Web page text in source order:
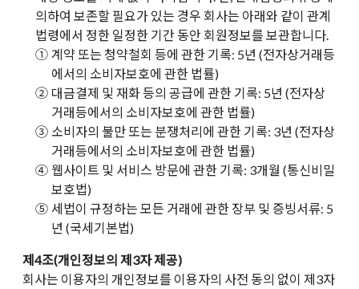
의하여 보존할 필요가 있는 경우 회사는 아래와 같이 관계
법령에서 정한 일정한 기간 동안 회원정보를 보관합니다.
① 계약 또는 청약철회 등에 관한 기록: 5년 (전자상거래등
에서의 소비자보호에 관한 법률)
② 대금결제 및 재화 등의 공급에 관한 기록: 5년 (전자상
거래등에서의 소비자보호에 관한 법률)
③ 소비자의 불만 또는 분쟁처리에 관한 기록: 3년 (전자상
거래등에서의 소비자보호에 관한 법률)
④ 웹사이트 및 서비스 방문에 관한 기록: 3개월 (통신비밀
보호법)
⑤ 세법이 규정하는 모든 거래에 관한 장부 및 증빙서류: 5
년 (국세기본법)
제4조(개인정보의 제3자 제공)
회사는 이용자의 개인정보를 이용자의 사전 동의 없이 제3자